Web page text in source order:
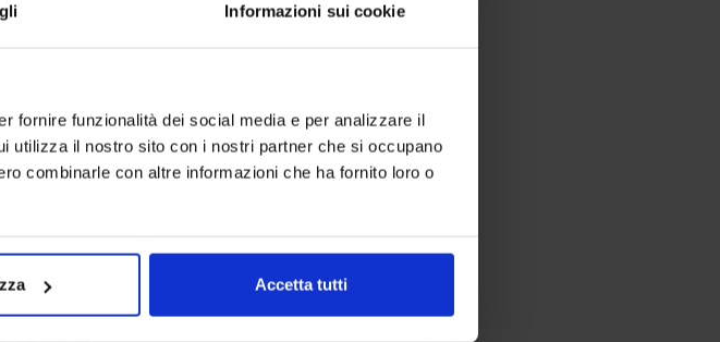
Informazioni sui cookie
fornire funzionalità dei social media e per analizzare il
utilizza il nostro sito con i nostri partner che si occupano
combinarle con altre informazioni che ha fornito loro o
Accetta tutti